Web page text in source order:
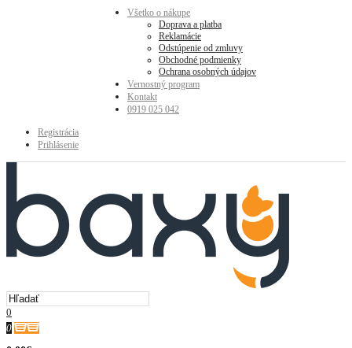
Všetko o nákupe
Doprava a platba
Reklamácie
Odstúpenie od zmluvy
Obchodné podmienky
Ochrana osobných údajov
Vernostný program
Kontakt
0919 025 042
Registrácia
Prihlásenie
0
0